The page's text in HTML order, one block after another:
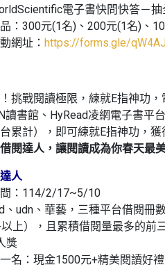
電子書快問快答－
：300元(1名)、200元(1名)、
網址： https://forms.gle/
挑戰閱讀極限，練就E指神功
讀書館、HyRead凌網電子書平
累計），即可練就E指神功，
閱達人，讓閱讀成為你春天最
人
：114/2/17~5/10
、udn、華藝，三種平台借閱冊
上），且累積借閱量最多的前
獎
名：現金1500元+精美閱讀好禮